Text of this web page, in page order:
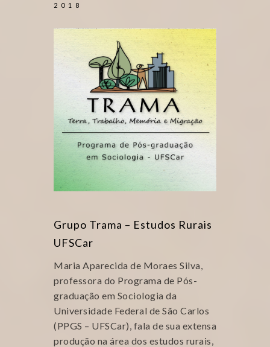
2018
Grupo Trama – Estudos Rurais
UFSCar
Maria Aparecida de Moraes Silva,
professora do Programa de Pós-
graduação em Sociologia da
Universidade Federal de São Carlos
(PPGS – UFSCar), fala de sua extensa
produção na área dos estudos rurais,